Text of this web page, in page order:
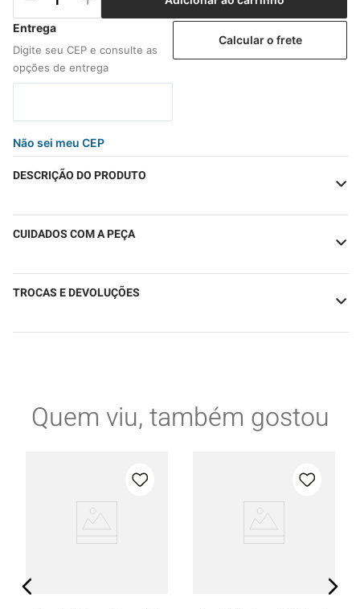
Não sei meu CEP
Calcular o frete
DESCRIÇÃO DO PRODUTO
CUIDADOS COM A PEÇA
TROCAS E DEVOLUÇÕES
Quem viu, também gostou